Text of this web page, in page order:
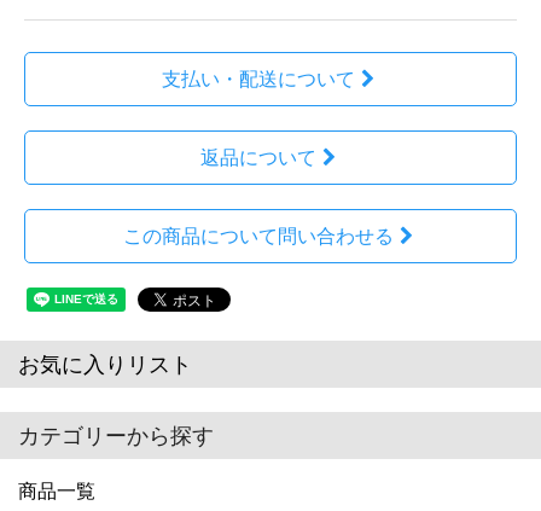
支払い・配送について
返品について
この商品について問い合わせる
お気に入りリスト
カテゴリーから探す
商品一覧